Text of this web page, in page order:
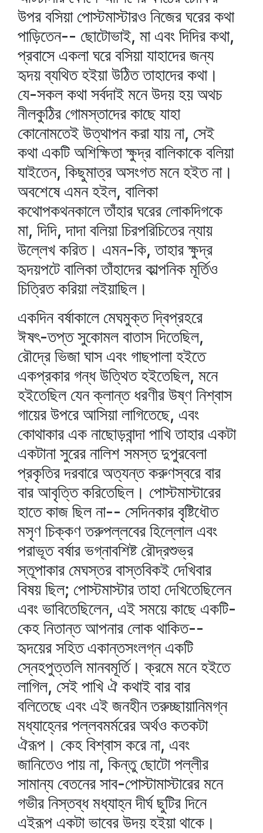
উপর বসিয়া পোস্টমাস্টারও নিজের ঘরের কথা
পাড়িতেন-- ছোটোভাই, মা এবং দিদির কথা,
প্রবাসে একলা ঘরে বসিয়া যাহাদের জন্য
হৃদয় ব্যথিত হইয়া উঠিত তাহাদের কথা।
যে-সকল কথা সর্বদাই মনে উদয় হয় অথচ
নীলকুঠির গোমস্তাদের কাছে যাহা
কোনোমতেই উত্থাপন করা যায় না, সেই
কথা একটি অশিক্ষিতা ক্ষুদ্র বালিকাকে বলিয়া
যাইতেন, কিছুমাত্র অসংগত মনে হইত না।
অবশেষে এমন হইল, বালিকা
কথোপকথনকালে তাঁহার ঘরের লোকদিগকে
মা, দিদি, দাদা বলিয়া চিরপরিচিতের ন্যায়
উল্লেখ করিত। এমন-কি, তাহার ক্ষুদ্র
হৃদয়পটে বালিকা তাঁহাদের কাল্পনিক মূর্তিও
চিত্রিত করিয়া লইয়াছিল।
একদিন বর্ষাকালে মেঘমুক্ত দ্বিপ্রহরে
ঈষৎ-তপ্ত সুকোমল বাতাস দিতেছিল,
রৌদ্রে ভিজা ঘাস এবং গাছপালা হইতে
একপ্রকার গন্ধ উত্থিত হইতেছিল, মনে
হইতেছিল যেন ক্লান্ত ধরণীর উষ্ণ নিশ্বাস
গায়ের উপরে আসিয়া লাগিতেছে, এবং
কোথাকার এক নাছোড়বান্দা পাখি তাহার একটা
একটানা সুরের নালিশ সমস্ত দুপুরবেলা
প্রকৃতির দরবারে অত্যন্ত করুণস্বরে বার
বার আবৃত্তি করিতেছিল। পোস্টমাস্টারের
হাতে কাজ ছিল না-- সেদিনকার বৃষ্টিধৌত
মসৃণ চিক্কণ তরুপল্লবের হিল্লোল এবং
পরাভূত বর্ষার ভগ্নাবশিষ্ট রৌদ্রশুভ্র
স্তূপাকার মেঘস্তর বাস্তবিকই দেখিবার
বিষয় ছিল; পোস্টমাস্টার তাহা দেখিতেছিলেন
এবং ভাবিতেছিলেন, এই সময়ে কাছে একটি-
কেহ নিতান্ত আপনার লোক থাকিত--
হৃদয়ের সহিত একান্তসংলগ্ন একটি
স্নেহপুত্তলি মানবমূর্তি। ক্রমে মনে হইতে
লাগিল, সেই পাখি ঐ কথাই বার বার
বলিতেছে এবং এই জনহীন তরুচ্ছায়ানিমগ্ন
মধ্যাহ্নের পল্লবমর্মরের অর্থও কতকটা
ঐরূপ। কেহ বিশ্বাস করে না, এবং
জানিতেও পায় না, কিন্তু ছোটো পল্লীর
সামান্য বেতনের সাব-পোস্টামাস্টারের মনে
গভীর নিস্তব্ধ মধ্যাহ্ন দীর্ঘ ছুটির দিনে
এইরূপ একটা ভাবের উদয় হইয়া থাকে।